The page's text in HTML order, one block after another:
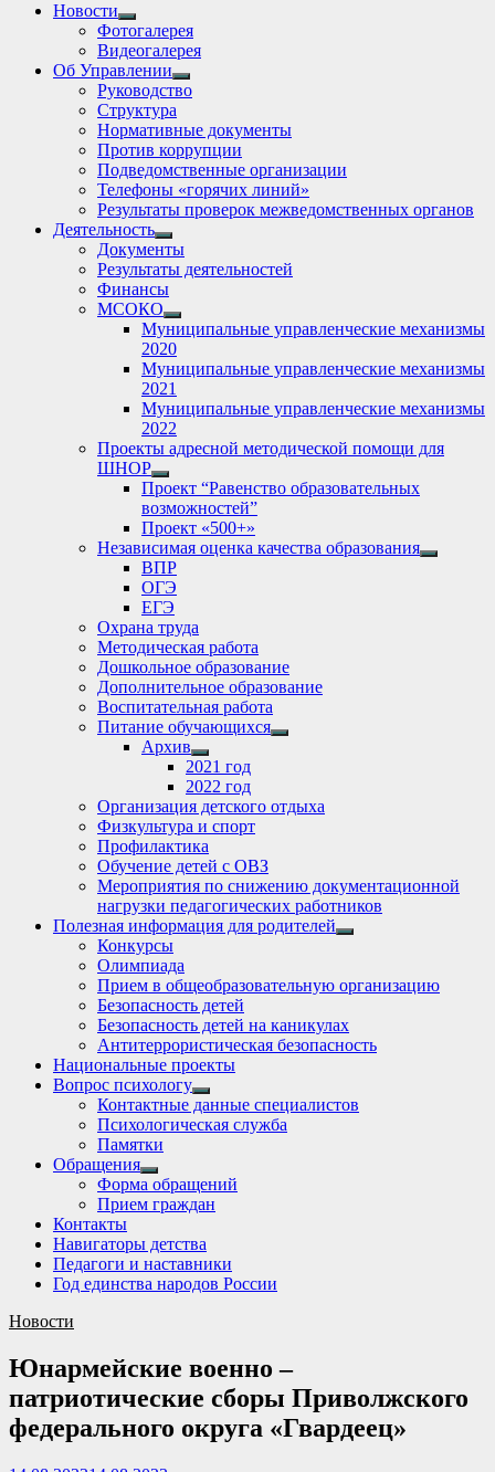
Новости
Show
sub
menu
Фотогалерея
Видеогалерея
Об Управлении
Show
sub
Руководство
Структура
Нормативные документы
Против коррупции
Подведомственные организации
Телефоны «горячих линий»
Результаты проверок межведомственных органов
Деятельность
Show
sub
menu
Документы
Результаты деятельностей
Финансы
МСОКО
Show
sub
menu
Муниципальные управленческие механизмы
2020
Муниципальные управленческие механизмы
2021
Муниципальные управленческие механизмы
2022
Проекты адресной методической помощи для
ШНОР
Show
sub
menu
Проект “Равенство образовательных
возможностей”
Проект «500+»
Независимая оценка качества образования
Show
ВПР
ОГЭ
ЕГЭ
Охрана труда
Методическая работа
Дошкольное образование
Дополнительное образование
Воспитательная работа
Питание обучающихся
Show
Архив
Show
sub
menu
2021 год
2022 год
Организация детского отдыха
Физкультура и спорт
Профилактика
Обучение детей с ОВЗ
Мероприятия по снижению документационной
нагрузки педагогических работников
Полезная информация для родителей
Show
Конкурсы
Олимпиада
Прием в общеобразовательную организацию
Безопасность детей
Безопасность детей на каникулах
Антитеррористическая безопасность
Национальные проекты
Вопрос психологу
Show
sub
menu
Контактные данные специалистов
Психологическая служба
Памятки
Обращения
Show
sub
menu
Форма обращений
Прием граждан
Контакты
Навигаторы детства
Педагоги и наставники
Год единства народов России
Новости
Юнармейские военно –
патриотические сборы Приволжского
федерального округа «Гвардеец»